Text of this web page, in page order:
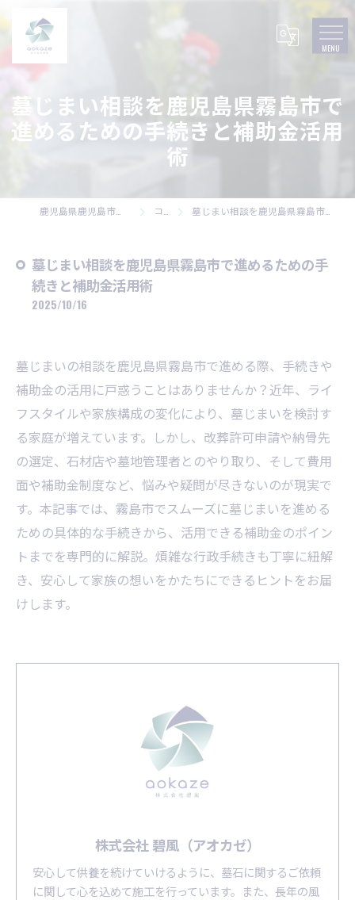
墓じまい相談を鹿児島県霧島市で
進めるための手続きと補助金活用
術
コラム 墓じまい相談を鹿児島県霧島市で進めるための手続きと補助金活用術
墓じまい相談を鹿児島県霧島市で進めるための手
続きと補助金活用術
2025/10/16
墓じまいの相談を鹿児島県霧島市で進める際、手続きや
補助金の活用に戸惑うことはありませんか？近年、ライ
フスタイルや家族構成の変化により、墓じまいを検討す
る家庭が増えています。しかし、改葬許可申請や納骨先
の選定、石材店や墓地管理者とのやり取り、そして費用
面や補助金制度など、悩みや疑問が尽きないのが現実で
す。本記事では、霧島市でスムーズに墓じまいを進める
ための具体的な手続きから、活用できる補助金のポイン
トまでを専門的に解説。煩雑な行政手続きも丁寧に紐解
き、安心して家族の想いをかたちにできるヒントをお届
けします。
株式会社 碧風（アオカゼ）
安心して供養を続けていけるように、墓石に関するご依頼
に関して心を込めて施工を行っています。また、長年の風